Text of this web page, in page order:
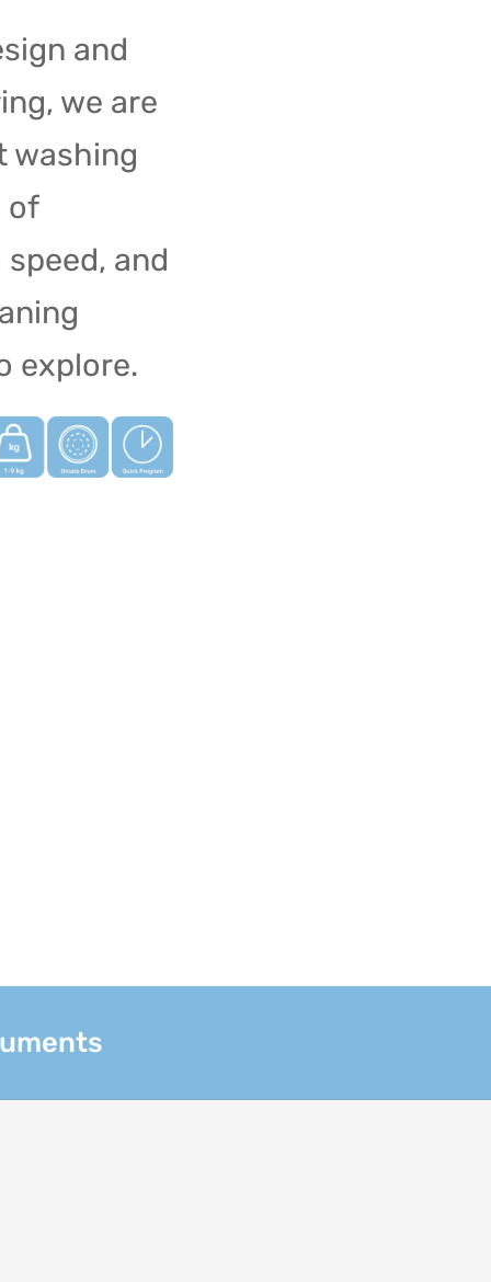
and
we are
washing
of
and
explore.